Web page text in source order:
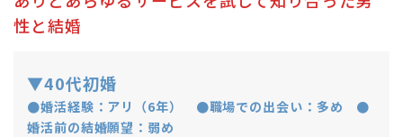
性と結婚
▼40代初婚
●婚活経験：アリ（6年） ●職場での出会い：多め ●
婚活前の結婚願望：弱め